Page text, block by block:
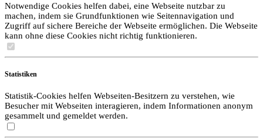
Notwendige Cookies helfen dabei, eine Webseite nutzbar zu
machen, indem sie Grundfunktionen wie Seitennavigation und
Zugriff auf sichere Bereiche der Webseite ermöglichen. Die Webseite
kann ohne diese Cookies nicht richtig funktionieren.
Statistiken
Statistik-Cookies helfen Webseiten-Besitzern zu verstehen, wie
Besucher mit Webseiten interagieren, indem Informationen anonym
gesammelt und gemeldet werden.